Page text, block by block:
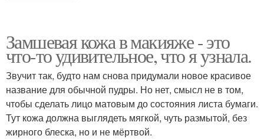
Замшевая кожа в макияже - это
что-то удивительное, что я узнала.
Звучит так, будто нам снова придумали новое красивое
название для обычной пудры. Но нет, смысл не в том,
чтобы сделать лицо матовым до состояния листа бумаги.
Тут кожа должна выглядеть мягкой, чуть размытой, без
жирного блеска, но и не мёртвой.